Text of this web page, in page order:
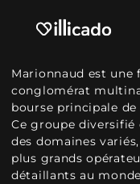
Marionnaud est une
conglomérat
bourse principale
Ce groupe diversifié
des domaines
plus grands
détaillants au